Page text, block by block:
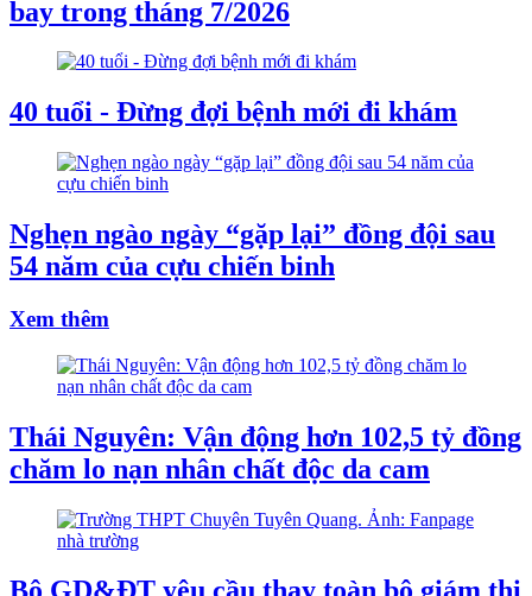
bay trong tháng 7/2026
40 tuổi - Đừng đợi bệnh mới đi khám
Nghẹn ngào ngày “gặp lại” đồng đội sau
54 năm của cựu chiến binh
Xem thêm
Thái Nguyên: Vận động hơn 102,5 tỷ đồng
chăm lo nạn nhân chất độc da cam